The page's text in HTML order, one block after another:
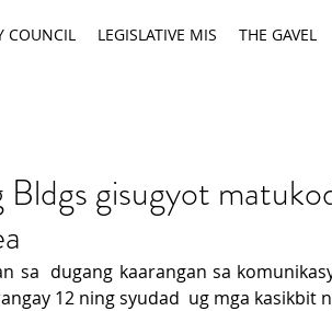
COUNCIL LEGISLATIVE MIS THE GAVEL
Bldgs gisugyot
sa  dugang kaarangan sa
12 ning syudad  ug mga kasikbit